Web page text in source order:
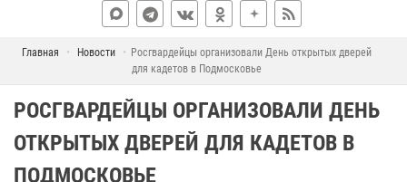
Главная Новости
Росгвардейцы организовали День открытых дверей
для кадетов в Подмосковье
РОСГВАРДЕЙЦЫ ОРГАНИЗОВАЛИ ДЕНЬ
ОТКРЫТЫХ ДВЕРЕЙ ДЛЯ КАДЕТОВ В
ПОДМОСКОВЬЕ